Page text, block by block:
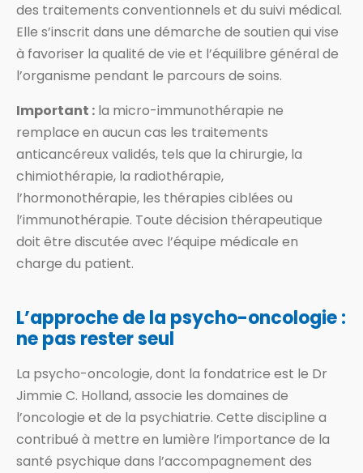
des traitements conventionnels et du suivi médical.
Elle s’inscrit dans une démarche de soutien qui vise
à favoriser la qualité de vie et l’équilibre général de
l’organisme pendant le parcours de soins.
Important : la micro-immunothérapie ne
remplace en aucun cas les traitements
anticancéreux validés, tels que la chirurgie, la
chimiothérapie, la radiothérapie,
l’hormonothérapie, les thérapies ciblées ou
l’immunothérapie. Toute décision thérapeutique
doit être discutée avec l’équipe médicale en
charge du patient.
L’approche de la psycho-oncologie :
ne pas rester seul
La psycho-oncologie, dont la fondatrice est le Dr
Jimmie C. Holland, associe les domaines de
l’oncologie et de la psychiatrie. Cette discipline a
contribué à mettre en lumière l’importance de la
santé psychique dans l’accompagnement des